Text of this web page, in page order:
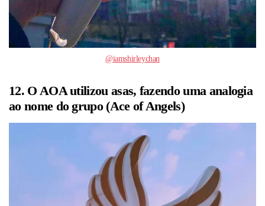
@iamshirleychan
12. O AOA utilizou asas, fazendo uma analogia
ao nome do grupo (Ace of Angels)